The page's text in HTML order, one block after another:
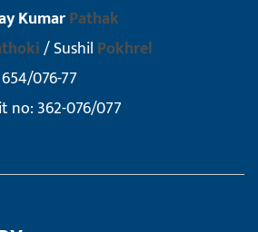
KumarPathak
/ Sushil Pokhrel
076-77
no: 362-076/077